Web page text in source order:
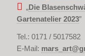
„Die
Gartenatelier 2023”
Tel.: 0171 / 5017582
E-Mail: